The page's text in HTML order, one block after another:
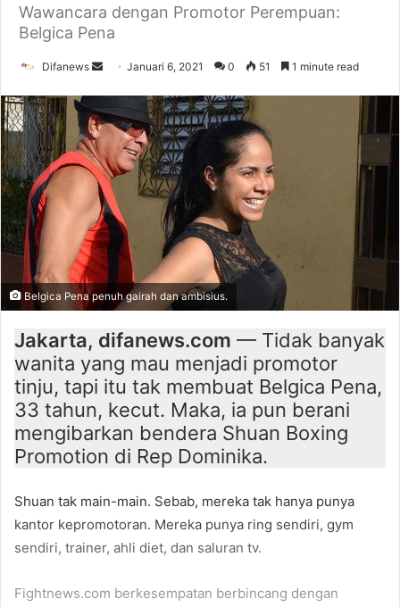
Wawancara dengan Promotor Perempuan:
Belgica Pena
Difanews
Send
email
Januari 6, 2021 0 51 1 minute read
Belgica Pena penuh gairah dan ambisius.
Jakarta, difanews.com — Tidak banyak
wanita yang mau menjadi promotor
tinju, tapi itu tak membuat Belgica Pena,
33 tahun, kecut. Maka, ia pun berani
mengibarkan bendera Shuan Boxing
Promotion di Rep Dominika.
Shuan tak main-main. Sebab, mereka tak hanya punya
kantor kepromotoran. Mereka punya ring sendiri, gym
sendiri, trainer, ahli diet, dan saluran tv.
Fightnews.com berkesempatan berbincang dengan